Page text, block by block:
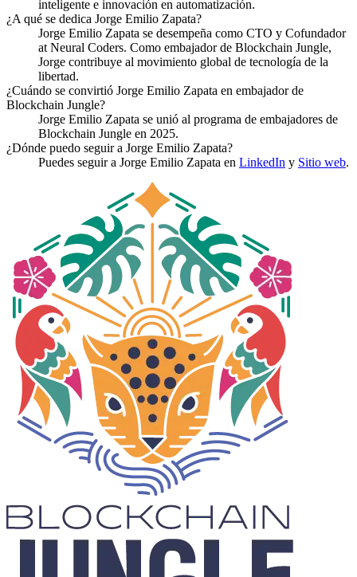
inteligente e innovación en automatización.
¿A qué se dedica Jorge Emilio Zapata?
Jorge Emilio Zapata se desempeña como CTO y Cofundador
at Neural Coders. Como embajador de Blockchain Jungle,
Jorge contribuye al movimiento global de tecnología de la
libertad.
¿Cuándo se convirtió Jorge Emilio Zapata en embajador de
Blockchain Jungle?
Jorge Emilio Zapata se unió al programa de embajadores de
Blockchain Jungle en 2025.
¿Dónde puedo seguir a Jorge Emilio Zapata?
Puedes seguir a Jorge Emilio Zapata en LinkedIn y Sitio web.